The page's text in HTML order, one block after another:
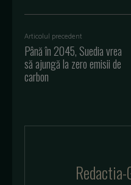
Articolul precedent
Până în 2045, Suedia vrea
să ajungă la zero emisii de
carbon